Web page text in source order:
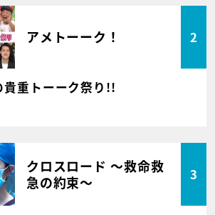
アメトーーク！ 2
貴重トーーク祭り!!
クロスロード ～救命救
急の約束～
3